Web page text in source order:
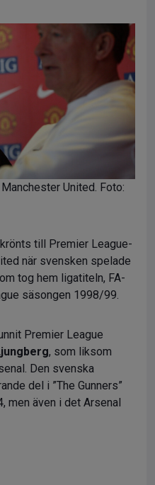
United. Foto:
krönts till Premier League-
när svensken spelade
tog hem ligatiteln, FA-
säsongen 1998/99.
Premier League
, som liksom
Den svenska
del i ”The Gunners”
även i det Arsenal